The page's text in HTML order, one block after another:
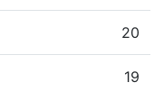
20
19